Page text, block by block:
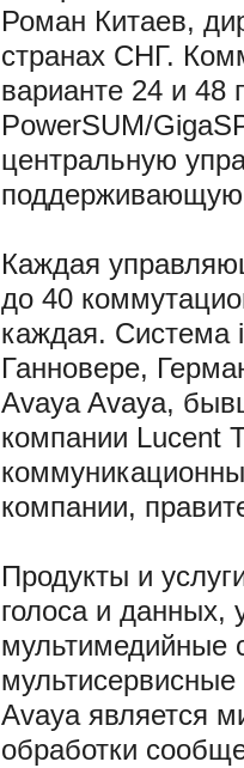
Роман Китаев,
странах СНГ.
варианте 24 и 48
PowerSUM/
центральную
поддерживающую
Каждая
до 40
каждая. Система
Ганновере,
Avaya Avaya,
компании Lucent
компании,
Продукты и
голоса и данных,
мультимедийные
Avaya является
обработки